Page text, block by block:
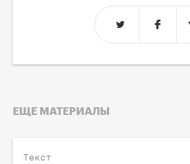
ЕЩЕ МАТЕРИАЛЫ
Текст